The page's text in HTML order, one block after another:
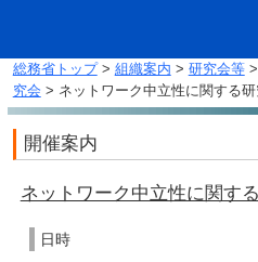
総務省トップ> 組織案内 > 研究会等>
究会 > ネットワーク中立性に関する研
開催案内
ネットワーク中立性に関す
日時